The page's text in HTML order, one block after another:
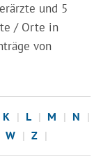
und 5
/ Orte in
von
K L M
N
W Z